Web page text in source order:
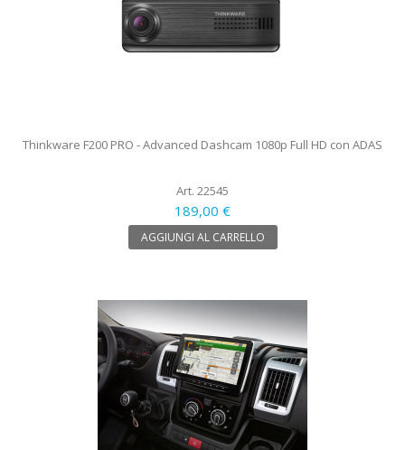
Thinkware F200 PRO - Advanced Dashcam 1080p Full HD con ADAS
Art. 22545
189,00 €
AGGIUNGI AL CARRELLO